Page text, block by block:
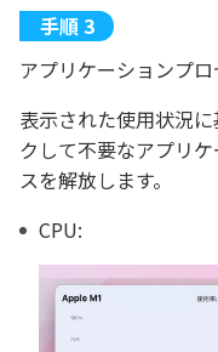
アプリケーションプ
表示された使用状況
クして不要なアプリ
スを解放します。
CPU: